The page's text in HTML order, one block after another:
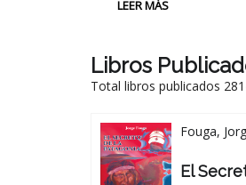
LEER MÁS
Libros
Total libros publicados
Fouga,
El